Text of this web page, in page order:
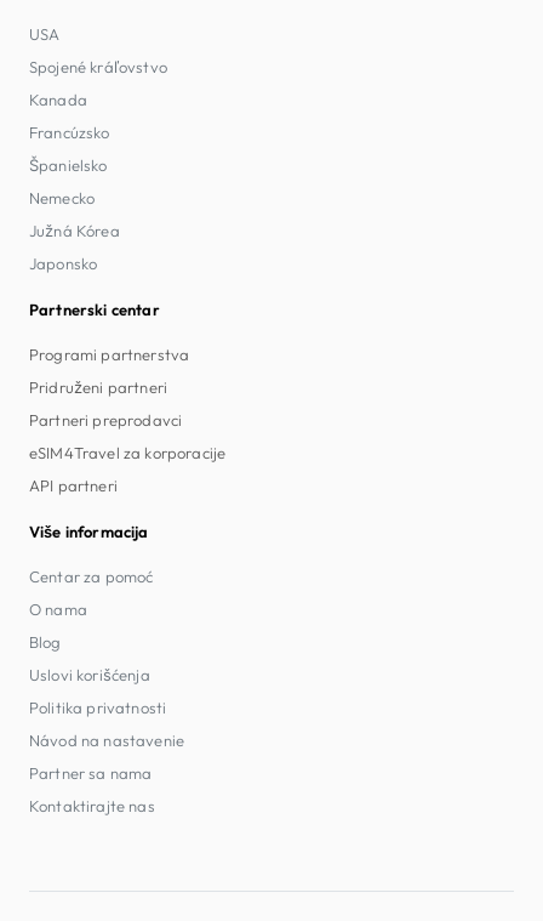
USA
Spojené kráľovstvo
Kanada
Francúzsko
Španielsko
Nemecko
Južná Kórea
Japonsko
Partnerski centar
Programi partnerstva
Pridruženi partneri
Partneri preprodavci
eSIM4Travel za korporacije
API partneri
Više informacija
Centar za pomoć
O nama
Blog
Uslovi korišćenja
Politika privatnosti
Návod na nastavenie
Partner sa nama
Kontaktirajte nas